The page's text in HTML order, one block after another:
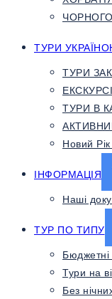
ТУРИ
ТУРИ
ТУРИ В
Новий
ІНФОРМАЦІЯ
Наші
ТУР ПО ТИПУ
Бюджетні
Тури на
Без